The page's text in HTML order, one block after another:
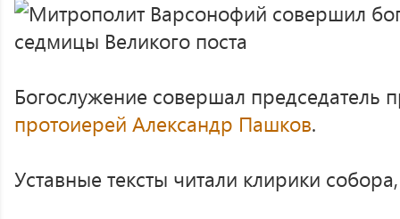
Богослужение совершал председатель
протоиерей Александр Пашков.
Уставные тексты читали клирики